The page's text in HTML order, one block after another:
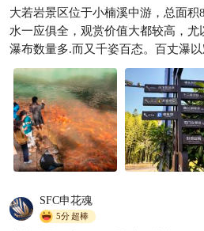
逛遍楠溪江古村落，先打卡这
座千年陶公洞，小众不拥挤
芮宝旅行  174
大若岩景区位于小楠溪中游，总面
水一应俱全，观赏价值大都较高，尤
瀑布数量多.而又千姿百态。百丈瀑
溪瀑潭天造地设，以美妙精巧著称
秀一方；崖下库因藏而不露，“闻其
胜；陶公洞洞穴幽深，环境优美，
公洞北1.5公里，有“十二峰”，犀牛
峰，还有横琴、卓笼、展旗、石碑
峰。十二峰则峰峰相挤，峥嵘挺拔
大若岩景区作为楠溪江景区的一个分
SFC申花魂
5分超棒